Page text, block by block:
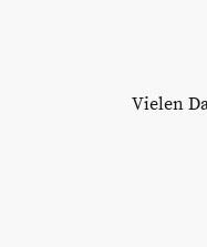
Vielen